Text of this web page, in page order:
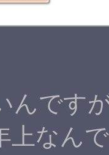
です
上なん